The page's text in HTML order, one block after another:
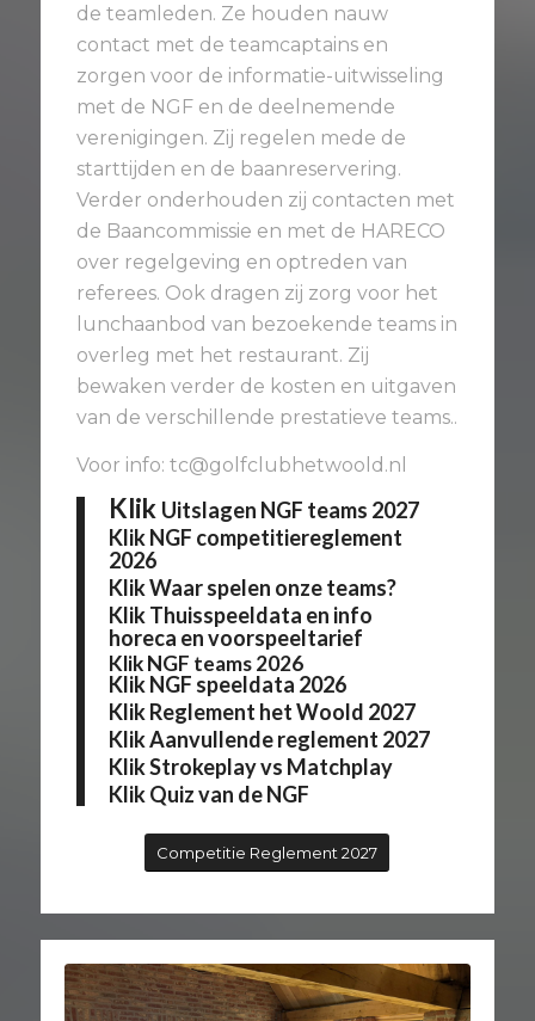
de teamleden. Ze houden nauw
contact met de teamcaptains en
zorgen voor de informatie-uitwisseling
met de NGF en de deelnemende
verenigingen. Zij regelen mede de
starttijden en de baanreservering.
Verder onderhouden zij contacten met
de Baancommissie en met de HARECO
over regelgeving en optreden van
referees. Ook dragen zij zorg voor het
lunchaanbod van bezoekende teams in
overleg met het restaurant. Zij
bewaken verder de kosten en uitgaven
van de verschillende prestatieve teams..
Voor info: tc@golfclubhetwoold.nl
Klik Uitslagen NGF teams 2027
KlikNGF competitiereglement
2026
KlikWaar spelen onze teams?
KlikThuisspeeldata en info
horeca en voorspeeltarief
KlikNGF teams 2026
KlikNGF speeldata 2026
KlikReglement het Woold 2027
KlikAanvullende reglement 2027
KlikStrokeplay vs Matchplay
KlikQuiz van de NGF
Competitie Reglement 2027